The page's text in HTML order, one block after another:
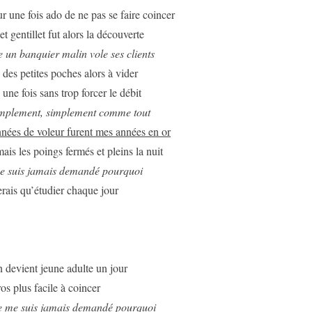
une fois ado de ne pas se faire coincer
gentillet fut alors la découverte
un banquier malin vole ses clients
petites poches alors à vider
une fois sans trop forcer le débit
simplement comme tout
de voleur furent mes années en or
les poings fermés et pleins la nuit
suis jamais demandé pourquoi
qu’étudier chaque jour
devient jeune adulte un jour
plus facile à coincer
me suis jamais demandé pourquoi